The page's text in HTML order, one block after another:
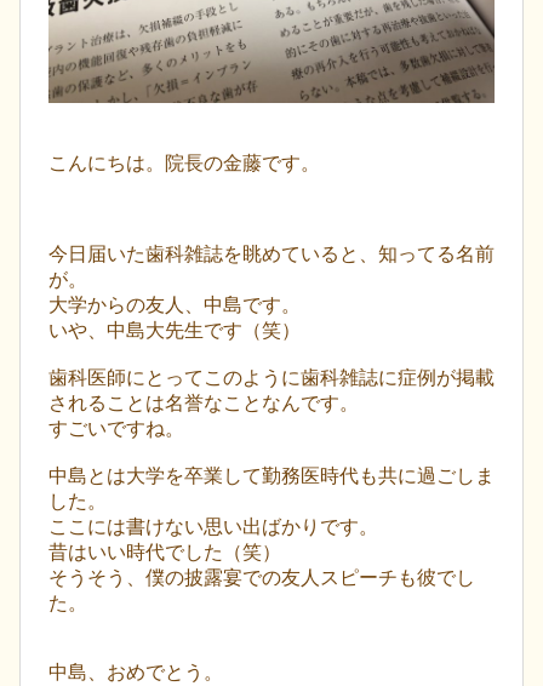
こんにちは。院長の金藤です。
今日届いた歯科雑誌を眺めていると、知ってる名前
が。
大学からの友人、中島です。
いや、中島大先生です（笑）
歯科医師にとってこのように歯科雑誌に症例が掲載
されることは名誉なことなんです。
すごいですね。
中島とは大学を卒業して勤務医時代も共に過ごしま
した。
ここには書けない思い出ばかりです。
昔はいい時代でした（笑）
そうそう、僕の披露宴での友人スピーチも彼でし
た。
中島、おめでとう。